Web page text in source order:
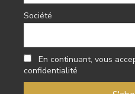
Société
En continuant, vous
confidentialité